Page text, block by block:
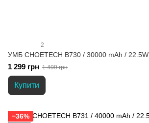
2
УМБ CHOETECH B730 / 30000 mAh / 22.5W
1 299 грн 1 499 грн
Купити
−36%